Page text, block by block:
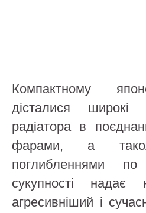
Компактному
дісталися широкі
радіатора в
фарами, а
поглибленнями
сукупності
агресивніший і